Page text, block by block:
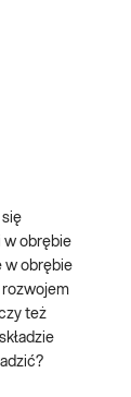
w obrębie
w obrębie
rozwojem
też
radzić?